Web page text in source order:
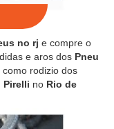
no rj e compre o
e aros dos Pneu
rodizio dos
Pirelli no Rio de